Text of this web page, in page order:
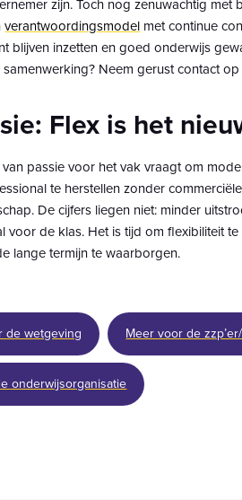
zijn. Toch nog zenuwachtig
verantwoordingsmodel met continue
blijven inzetten en goed onderwijs
Neem gerust contact op
Flex is het
passie voor het vak vraagt om
te herstellen zonder
De cijfers liegen niet: minder
voor de klas. Het is tijd om flexibiliteit
lange termijn te waarborgen.
de wetgeving Meer voor de
onderwijsorganisatie